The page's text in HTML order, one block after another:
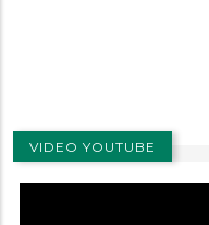
VIDEO YOUTUBE